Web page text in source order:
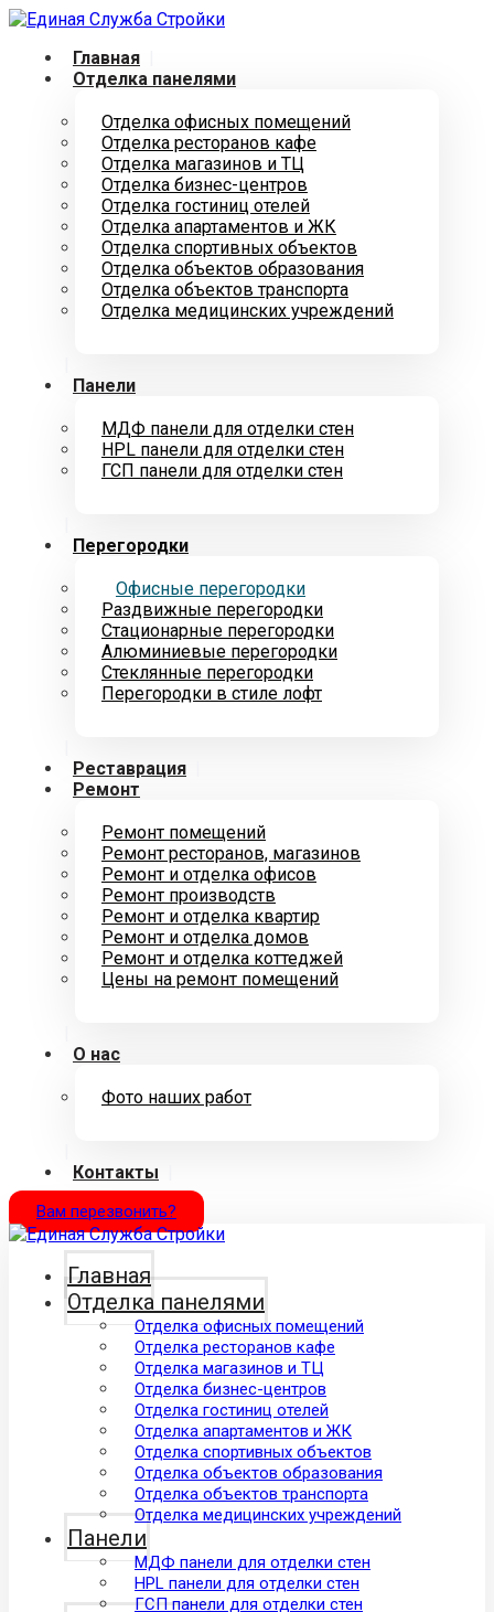
Главная
Отделка панелями
Отделка офисных помещений
Отделка ресторанов кафе
Отделка магазинов и ТЦ
Отделка бизнес-центров
Отделка гостиниц отелей
Отделка апартаментов и ЖК
Отделка спортивных объектов
Отделка объектов образования
Отделка объектов транспорта
Отделка медицинских учреждений
Панели
МДФ панели для отделки стен
HPL панели для отделки стен
ГСП панели для отделки стен
Перегородки
Офисные перегородки
Раздвижные перегородки
Стационарные перегородки
Алюминиевые перегородки
Стеклянные перегородки
Перегородки в стиле лофт
Реставрация
Ремонт
Ремонт помещений
Ремонт ресторанов, магазинов
Ремонт и отделкa офисов
Ремонт производств
Ремонт и отделкa квартир
Ремонт и отделка домов
Ремонт и отделка коттеджей
Цены на ремонт помещений
О нас
Фото наших работ
Контакты
Вам перезвонить?
Главная
Отделка панелями
Отделка офисных помещений
Отделка ресторанов кафе
Отделка магазинов и ТЦ
Отделка бизнес-центров
Отделка гостиниц отелей
Отделка апартаментов и ЖК
Отделка спортивных объектов
Отделка объектов образования
Отделка объектов транспорта
Отделка медицинских учреждений
Панели
МДФ панели для отделки стен
HPL панели для отделки стен
ГСП панели для отделки стен